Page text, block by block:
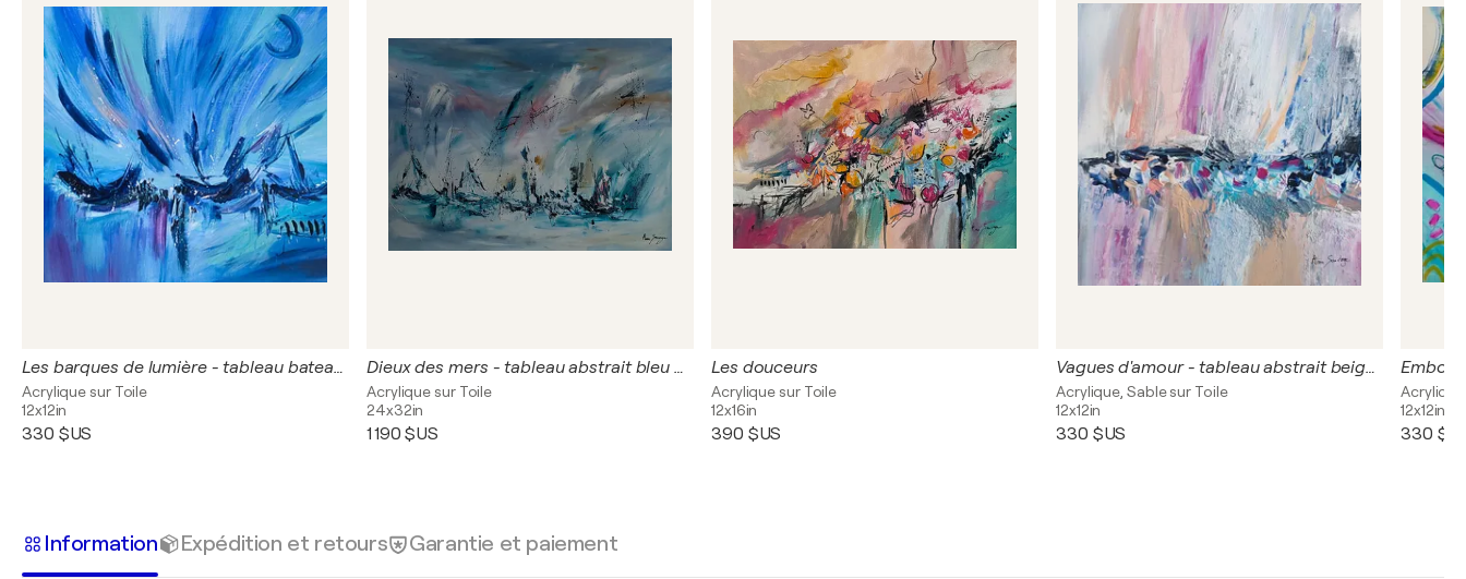
Les barques de lumière - tableau bateaux abstraits
Acrylique sur Toile
12x12in
330 $US
Dieux des mers - tableau abstrait bleu bateaux
Acrylique sur Toile
24x32in
1 190 $US
Les douceurs
Acrylique sur Toile
12x16in
390 $US
Vagues d'amour - tableau abstrait beige avec reliefs matière sable ciment
Acrylique, Sable sur Toile
12x12in
330 $US
12x12in
330
Information Expédition et retours Garantie et paiement